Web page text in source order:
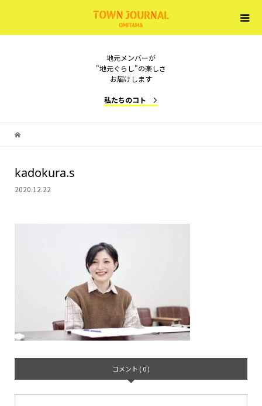
地元メンバーが
"地元ぐらし"の楽しさ
お届けします
私たちのコト
kadokura.s
2020.12.22
コメント ( 0 )